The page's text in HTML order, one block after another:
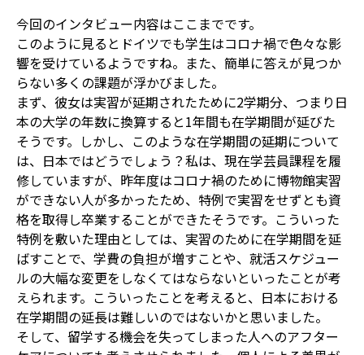
今回のインタビュー内容はここまでです。
このように見るとドイツでも学生はコロナ禍で色々な影
響を受けているようですね。また、簡単に答えが見つか
らない多くの課題が浮かびました。
まず、彼女は実習が延期されたために2学期分、つまり日
本の大学の年数に換算すると1年間も在学期間が延びた
そうです。しかし、このような在学期間の延期について
は、日本ではどうでしょう？私は、現在学芸員課程を履
修していますが、昨年度はコロナ禍のために博物館実習
ができない人が多かったため、特例で実習をせずとも資
格を取得し卒業することができたそうです。こういった
特例を敷いた理由としては、実習のために在学期間を延
ばすことで、学費の負担が増すことや、就活スケジュー
ルの大幅な変更をしなくてはならないといったことが考
えられます。こういったことを考えると、日本における
在学期間の延長は難しいのではないかと思いました。
そして、留学する機会を失ってしまった人へのアフター